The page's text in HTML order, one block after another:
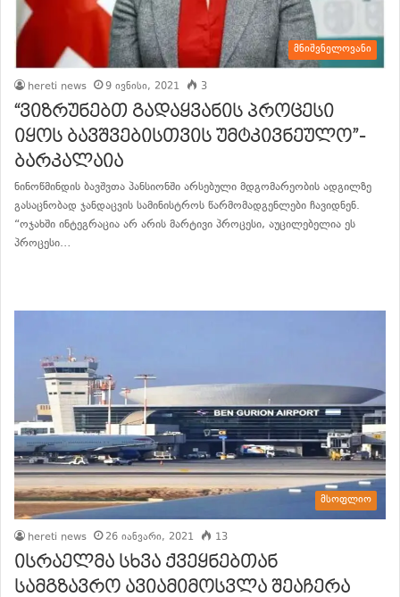
მნიშვნელოვანი
hereti news 9 ივნისი, 2021 3
“ვიზრუნებთ გადაყვანის პროცესი
იყოს ბავშვებისთვის უმტკივნეულო”-
ბარკალაია
ნინოწმინდის ბავშვთა პანსიონში არსებული მდგომარეობის ადგილზე
გასაცნობად ჯანდაცვის სამინისტროს წარმომადგენლები ჩავიდნენ.
“ოჯახში ინტეგრაცია არ არის მარტივი პროცესი, აუცილებელია ეს
პროცესი…
მსოფლიო
hereti news 26 იანვარი, 2021 13
ისრაელმა სხვა ქვეყნებთან
სამგზავრო ავიამიმოსვლა შეაჩერა